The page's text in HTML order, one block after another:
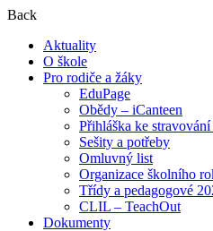
Back
Aktuality
O škole
Pro rodiče a žáky
EduPage
Obědy – iCanteen
Přihláška ke
Sešity a potřeby
Omluvný list
Organizace školního
Třídy a pedagogové
CLIL – TeachOut
Dokumenty